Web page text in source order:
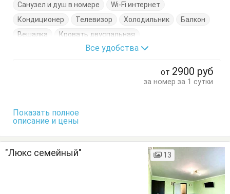
Санузел и душ в номере
Wi-Fi интернет
Кондиционер
Телевизор Холодильник
Балкон
Вешалка
Кровать двуспальная
Кровать односпальная
Тумбочки
Все удобства
от 2900 руб
за номер за 1 сутки
Показать полное
описание и цены
"Люкс семейный" 13